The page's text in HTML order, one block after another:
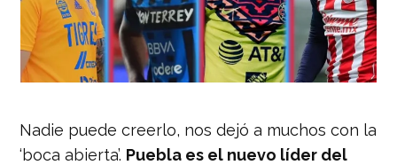
Nadie puede creerlo, nos dejó a muchos con la
‘boca abierta’. Puebla es el nuevo líder del